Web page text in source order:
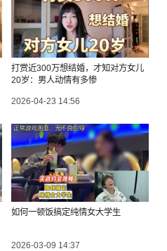
打赏近300万想结婚，才知对方女儿
20岁：男人动情有多惨
2026-04-23 14:56
如何一顿饭搞定纯情女大学生
2026-03-09 14:37